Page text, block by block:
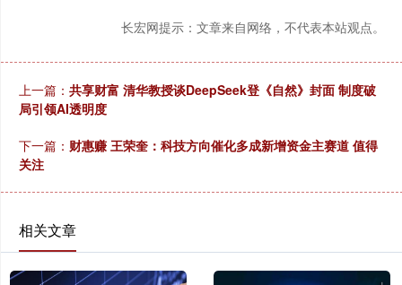
长宏网提示：文章来自网络，不代表本站观点。
上一篇： 共享财富 清华教授谈DeepSeek登《自然》封面 制度破
局引领AI透明度
下一篇： 财惠赚 王荣奎：科技方向催化多成新增资金主赛道 值得
关注
相关文章